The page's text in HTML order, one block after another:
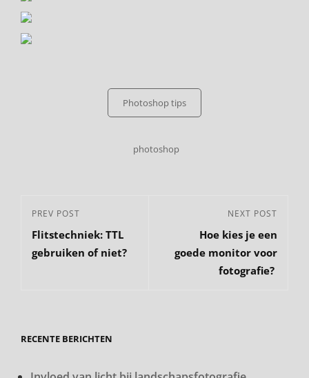
Categories
Photoshop tips
Tags,
photoshop
Bericht
navigatie
Previous
Post
PREV POST
Flitstechniek: TTL
gebruiken of niet?
NEXT POST
Hoe kies je een
goede monitor voor
fotografie?
RECENTE BERICHTEN